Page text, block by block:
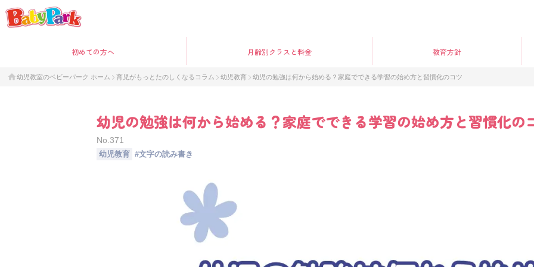
初めての方へ 月齢別クラス と料金 教育方針
幼児教室のベビーパーク ホーム 育児がもっとたのしくなるコラム 幼児教育 幼児の勉強は何から始める？家庭でできる学習の始め方と習慣化のコツ
幼児の勉強は何から始める？家庭でできる学習の始め方と習慣化の
No. 371
幼児教育 #文字の読み書き